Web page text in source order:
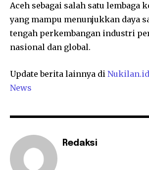
Aceh sebagai salah satu lembaga
yang mampu menunjukkan daya
tengah perkembangan industri
nasional dan global.
Update berita lainnya di Nukilan.id
News
Redaksi